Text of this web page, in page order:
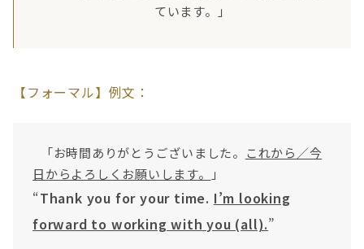
ています。」
【フォーマル】例文：
「お時間ありがとうございました。
これから／今
日からよろしくお願いします。
」
“Thank you for your time. I’m looking
forward to working with you (all).”